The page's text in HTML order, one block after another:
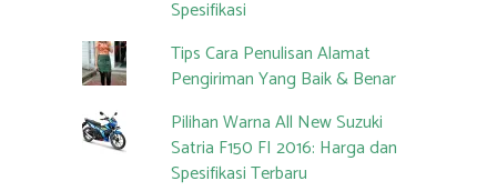
Spesifikasi
Tips Cara Penulisan Alamat
Pengiriman Yang Baik & Benar
Pilihan Warna All New Suzuki
Satria F150 FI 2016: Harga dan
Spesifikasi Terbaru